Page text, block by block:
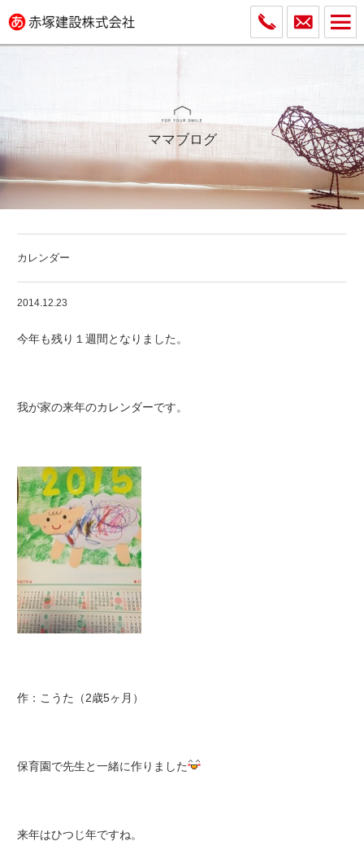
ママブログ
カレンダー
2014.12.23
今年も残り１週間となりました。
我が家の来年のカレンダーです。
作：こうた（2歳5ヶ月）
保育園で先生と一緒に作りました
来年はひつじ年ですね。